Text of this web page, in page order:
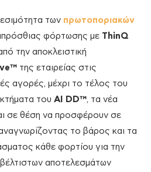
των πρωτοποριακών
φόρτωσης με ThinQ
την αποκλειστική
της εταιρείας στις
αγορές, μέχρι το τέλος του
του AI DD™, τα νέα
σε θέση να προσφέρουν σε
το βάρος και τα
κάθε φορτίου για την
αποτελεσμάτων